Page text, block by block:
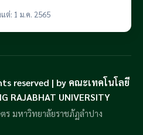
แต่: 1 ม.ค. 2565
reserved | by คณะเทคโนโลยี
RAJABHAT UNIVERSITY
ร มหาวิทยาลัยราชภัฏลำปาง